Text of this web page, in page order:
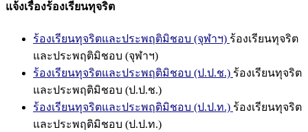
แจ้งเรื่องร้องเรียนทุจริต
ร้องเรียนทุจริตและประพฤติมิชอบ (จุฬาฯ) ร้องเรียนทุจริต
และประพฤติมิชอบ (จุฬาฯ)
ร้องเรียนทุจริตและประพฤติมิชอบ (ป.ป.ช.) ร้องเรียนทุจริต
และประพฤติมิชอบ (ป.ป.ช.)
ร้องเรียนทุจริตและประพฤติมิชอบ (ป.ป.ท.) ร้องเรียนทุจริต
และประพฤติมิชอบ (ป.ป.ท.)